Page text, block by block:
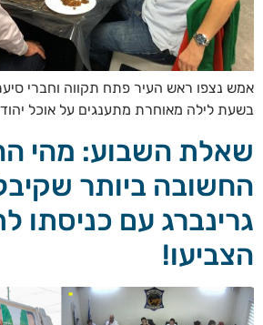
אמש נצפו ראש העיר פתח תקווה וחברי
בשעת לילה מאוחרת מתענגים על אוכל
שאלת השבוע: מהי
החשובה ביותר
גרינברג עם כניסתו
הצביעו!